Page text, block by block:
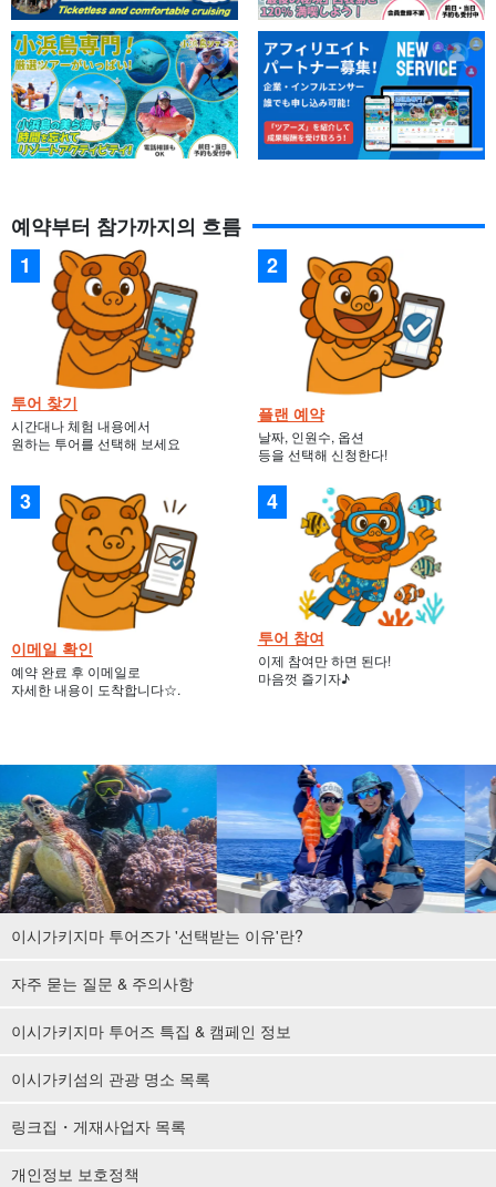
예약부터 참가까지의 흐름
투어 찾기
시간대나 체험 내용에서
원하는 투어를 선택해 보세요
플랜 예약
날짜, 인원수, 옵션
등을 선택해 신청한다!
이메일 확인
예약 완료 후 이메일로
자세한 내용이 도착합니다☆.
투어 참여
이제 참여만 하면 된다!
마음껏 즐기자♪
이시가키지마 투어즈가 '선택받는 이유'란?
자주 묻는 질문 & 주의사항
이시가키지마 투어즈 특집 & 캠페인 정보
이시가키섬의 관광 명소 목록
링크집・게재사업자 목록
개인정보 보호정책